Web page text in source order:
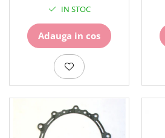
IN STOC
Adauga in cos